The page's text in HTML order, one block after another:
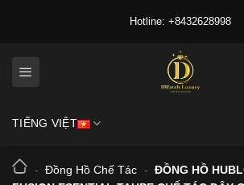
Hotline: +8432628998
TIẾNG VIỆT
- Đồng Hồ Chế Tác - ĐỒNG HỒ